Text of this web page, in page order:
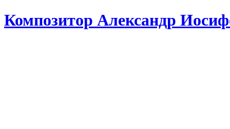
Композитор Александр